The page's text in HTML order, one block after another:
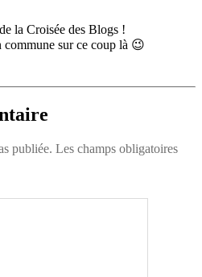
la Croisée des Blogs !
commune sur ce coup là 😉
publiée. Les champs obligatoires